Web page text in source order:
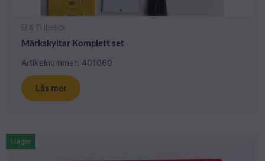
El & Tillbehör
Märkskyltar Komplett set
Artikelnummer: 401060
Läs mer
I lager